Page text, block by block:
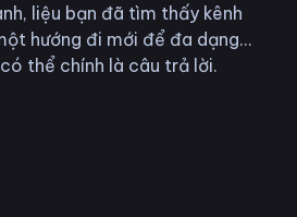
liệu bạn đã tìm thấy kênh
hướng đi mới để đa dạng
thể chính là câu trả lời.